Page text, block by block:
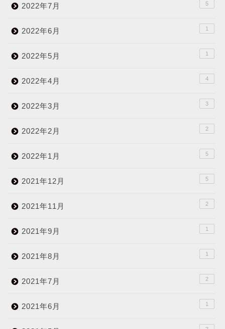
2022年7月 5
2022年6月 1
2022年5月 1
2022年4月 4
2022年3月 3
2022年2月 2
2022年1月 5
2021年12月 5
2021年11月 2
2021年9月 1
2021年8月 1
2021年7月 2
2021年6月 1